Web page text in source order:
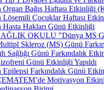
Bağış Haftası Etkinliği
Lösemili Çocuklar Haftası
Hasta Hakları Günü Etkinliği
OKULU "Dünya MS
Skleroz (MS) Günü
Sağlığı Günü Farkındalık
Günü Etkinliği Yapıldı
Farkındalık Günü
Motivasyon